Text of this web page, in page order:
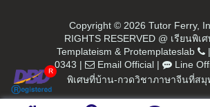
Copyright © 2026 Tutor Ferry,
RIGHTS RESERVED @ เรียนพิเ
Templateism & Protemplateslab |
0343 | Email Official| Line
พิเศษที่บ้าน-กวดวิชาภาษาจีนที่สมุ